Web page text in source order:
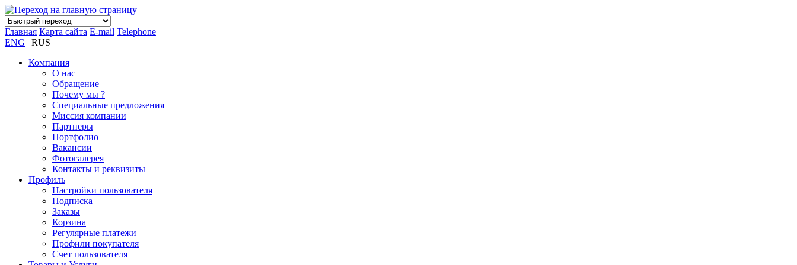
Главная Карта сайта E-mail Telephone
ENG | RUS
Компания
О нас
Обращение
Почему мы ?
Специальные предложения
Миссия компании
Партнеры
Портфолио
Вакансии
Фотогалерея
Контакты и реквизиты
Профиль
Настройки пользователя
Подписка
Заказы
Корзина
Регулярные платежи
Профили покупателя
Счет пользователя